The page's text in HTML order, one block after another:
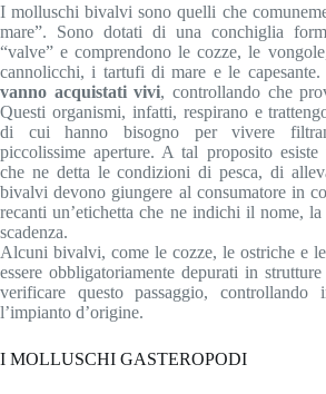
I molluschi bivalvi sono quelli che
mare”. Sono dotati di una conchiglia
“valve” e comprendono le cozze, le
cannolicchi, i tartufi di mare e le capesante.
vanno acquistati vivi, controllando che
Questi organismi, infatti, respirano e
di cui hanno bisogno per vivere
piccolissime aperture. A tal proposito esiste
che ne detta le condizioni di pesca, di
bivalvi devono giungere al consumatore in
recanti un’etichetta che ne indichi il nome,
scadenza.
Alcuni bivalvi, come le cozze, le ostriche e
essere obbligatoriamente depurati in
verificare questo passaggio,
l’impianto d’origine.
I MOLLUSCHI GASTEROPODI